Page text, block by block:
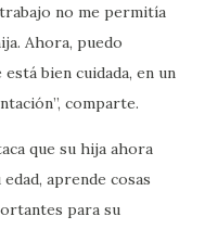
no me permitía
Ahora, puedo
bien cuidada, en un
comparte.
que su hija ahora
aprende cosas
para su